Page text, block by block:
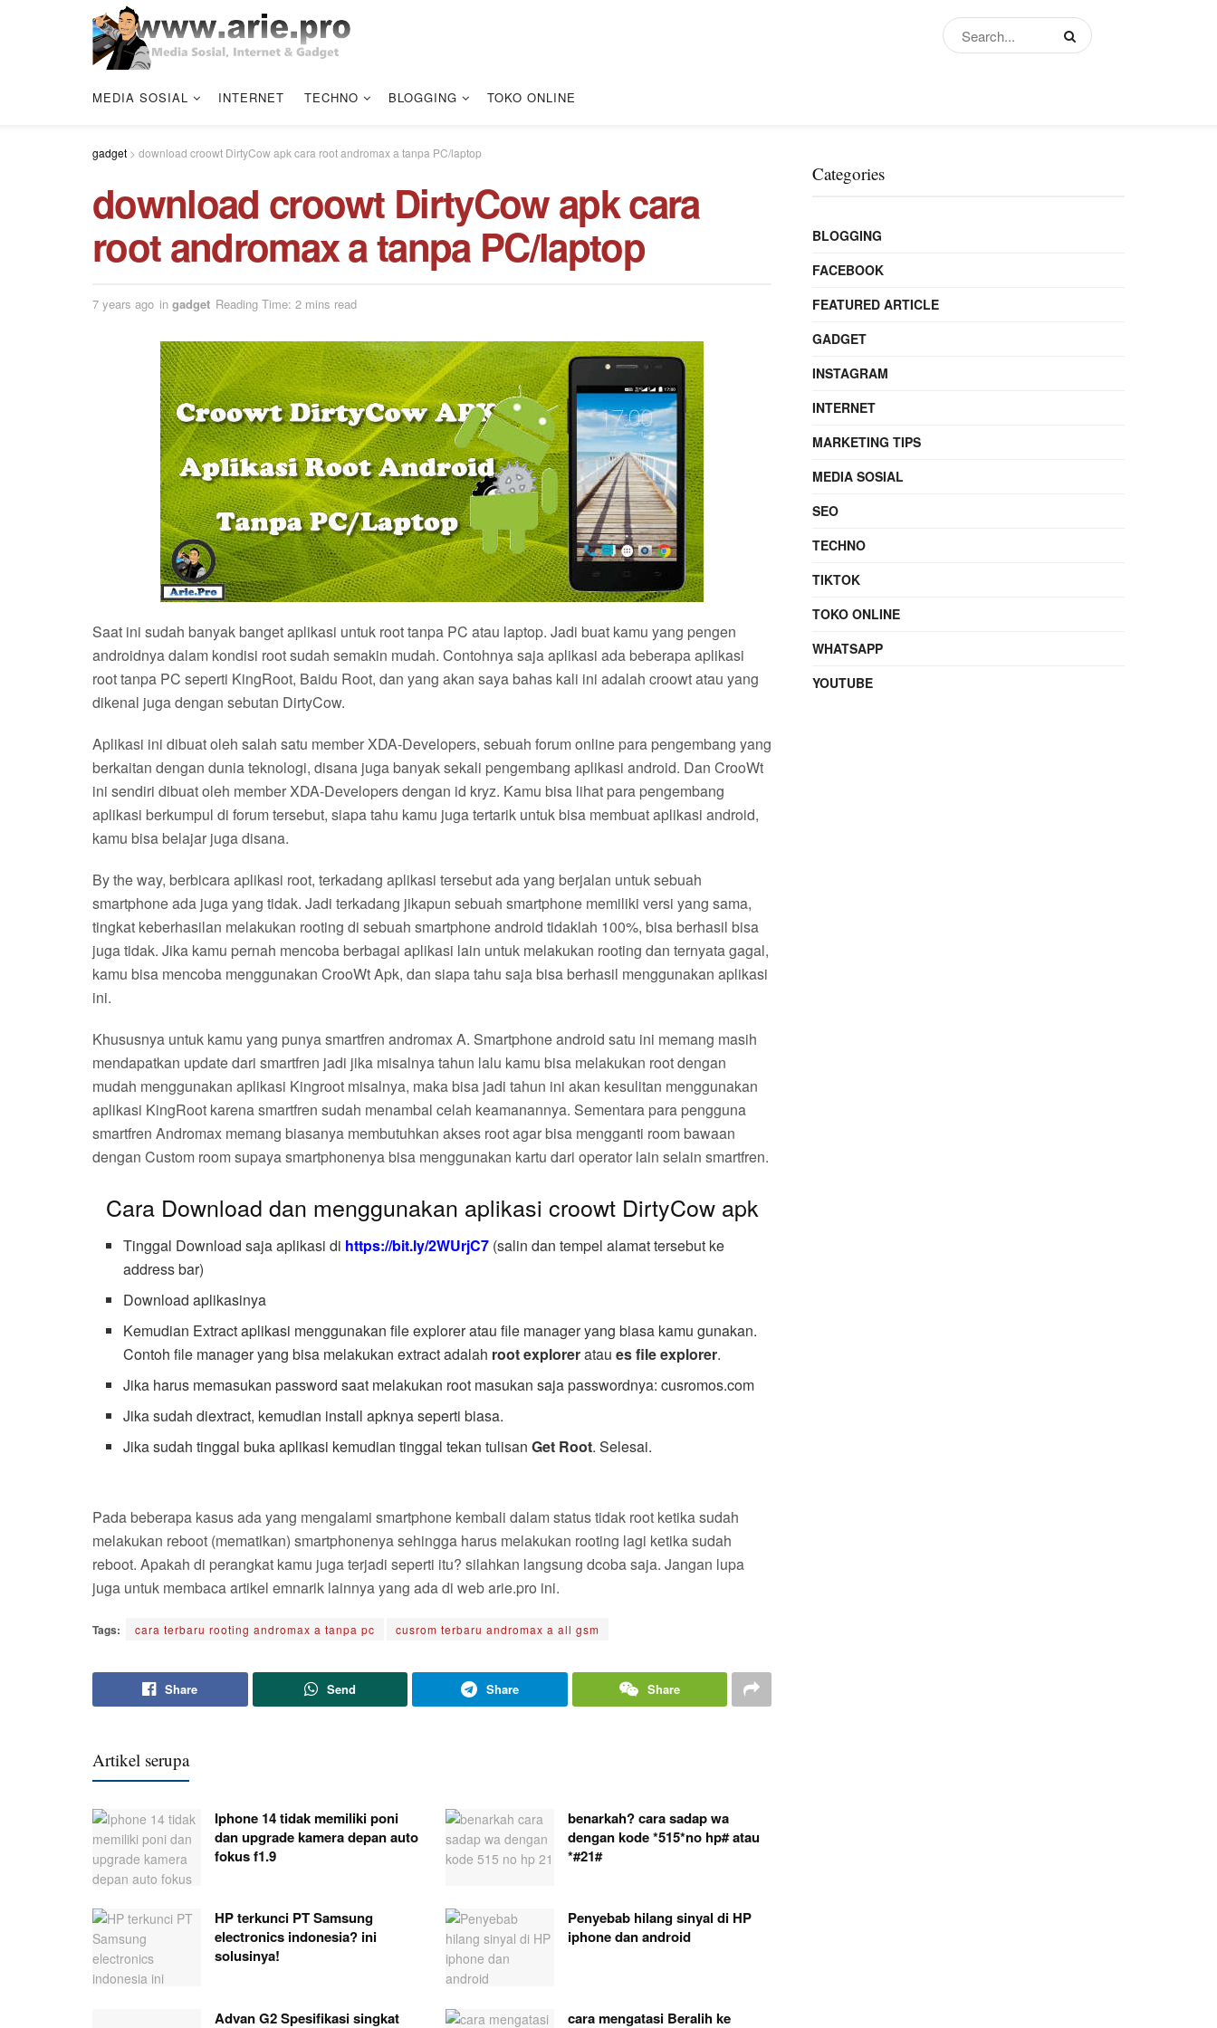
MEDIA SOSIAL INTERNET TECHNO BLOGGING TOKO ONLINE
gadget > download croowt DirtyCow apk cara root andromax a tanpa PC/laptop
download croowt DirtyCow apk cara
root andromax a tanpa PC/laptop
7 years ago in gadget Reading Time: 2 mins read
Saat ini sudah banyak banget aplikasi untuk root tanpa PC atau laptop. Jadi buat kamu yang pengen
androidnya dalam kondisi root sudah semakin mudah. Contohnya saja aplikasi ada beberapa aplikasi
root tanpa PC seperti KingRoot, Baidu Root, dan yang akan saya bahas kali ini adalah croowt atau yang
dikenal juga dengan sebutan DirtyCow.
Aplikasi ini dibuat oleh salah satu member XDA-Developers, sebuah forum online para pengembang yang
berkaitan dengan dunia teknologi, disana juga banyak sekali pengembang aplikasi android. Dan CrooWt
ini sendiri dibuat oleh member XDA-Developers dengan id kryz. Kamu bisa lihat para pengembang
aplikasi berkumpul di forum tersebut, siapa tahu kamu juga tertarik untuk bisa membuat aplikasi android,
kamu bisa belajar juga disana.
By the way, berbicara aplikasi root, terkadang aplikasi tersebut ada yang berjalan untuk sebuah
smartphone ada juga yang tidak. Jadi terkadang jikapun sebuah smartphone memiliki versi yang sama,
tingkat keberhasilan melakukan rooting di sebuah smartphone android tidaklah 100%, bisa berhasil bisa
juga tidak. Jika kamu pernah mencoba berbagai aplikasi lain untuk melakukan rooting dan ternyata gagal,
kamu bisa mencoba menggunakan CrooWt Apk, dan siapa tahu saja bisa berhasil menggunakan aplikasi
ini.
Khususnya untuk kamu yang punya smartfren andromax A. Smartphone android satu ini memang masih
mendapatkan update dari smartfren jadi jika misalnya tahun lalu kamu bisa melakukan root dengan
mudah menggunakan aplikasi Kingroot misalnya, maka bisa jadi tahun ini akan kesulitan menggunakan
aplikasi KingRoot karena smartfren sudah menambal celah keamanannya. Sementara para pengguna
smartfren Andromax memang biasanya membutuhkan akses root agar bisa mengganti room bawaan
dengan Custom room supaya smartphonenya bisa menggunakan kartu dari operator lain selain smartfren.
Cara Download dan menggunakan aplikasi croowt DirtyCow apk
Tinggal Download saja aplikasi di https://bit.ly/2WUrjC7 (salin dan tempel alamat tersebut ke
address bar)
Download aplikasinya
Kemudian Extract aplikasi menggunakan file explorer atau file manager yang biasa kamu gunakan.
Contoh file manager yang bisa melakukan extract adalah root explorerataues file explorer.
Jika harus memasukan password saat melakukan root masukan saja passwordnya: cusromos.com
Jika sudah diextract, kemudian install apknya seperti biasa.
Jika sudah tinggal buka aplikasi kemudian tinggal tekan tulisanGet Root. Selesai.
Pada beberapa kasus ada yang mengalami smartphone kembali dalam status tidak root ketika sudah
melakukan reboot (mematikan) smartphonenya sehingga harus melakukan rooting lagi ketika sudah
reboot. Apakah di perangkat kamu juga terjadi seperti itu? silahkan langsung dcoba saja. Jangan lupa
juga untuk membaca artikel emnarik lainnya yang ada di web arie.pro ini.
Tags: cara terbaru rooting andromax a tanpa pc cusrom terbaru andromax a all gsm
Share Send Share Share
Artikel serupa
Iphone 14 tidak memiliki poni
dan upgrade kamera depan auto
fokus f1.9
benarkah? cara sadap wa
dengan kode *515*no hp# atau
*#21#
HP terkunci PT Samsung
electronics indonesia? ini
solusinya!
Penyebab hilang sinyal di HP
iphone dan android
Advan G2 Spesifikasi singkat
cara mengatasi Beralih ke
Categories
BLOGGING
FACEBOOK
FEATURED ARTICLE
GADGET
INSTAGRAM
INTERNET
MARKETING TIPS
MEDIA SOSIAL
SEO
TECHNO
TIKTOK
TOKO ONLINE
WHATSAPP
YOUTUBE